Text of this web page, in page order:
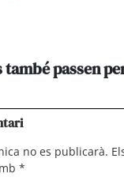
passen
no es publicarà.
*